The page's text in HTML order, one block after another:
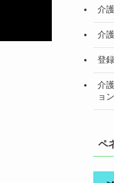
介
介
登
介
ョ
ペ